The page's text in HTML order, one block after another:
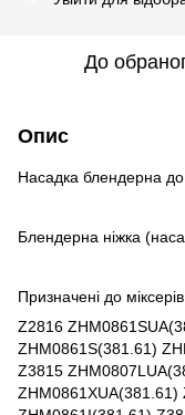
До
Опис
Насадка блендерна
Блендерна ніжка
Призначені до
Z2816
ZHM0861S(381.61)
Z3815
ZHM0861XUA(381.61)